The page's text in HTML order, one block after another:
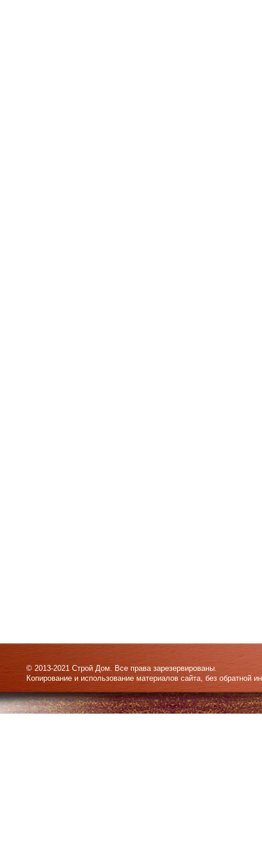
© 2013-2021 Строй Дом. Все права зарезервированы.
Копирование и использование материалов сайта, без обратной